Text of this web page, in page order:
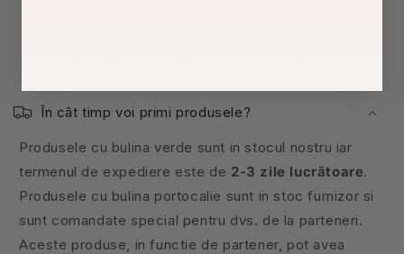
În cât timp voi primi produsele?
Produsele cu bulina verde sunt in stocul nostru iar
termenul de expediere este de 2-3 zile lucrătoare.
Produsele cu bulina portocalie sunt in stoc furnizor si
sunt comandate special pentru dvs. de la parteneri.
Aceste produse, in functie de partener, pot avea